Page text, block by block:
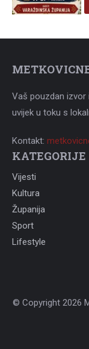
Vaš pouzdan izvor
uvijek u toku s
Kontakt:
KATEGORIJE
Vijesti
Kultura
Županija
Sport
Lifestyle
© Copyright 2026